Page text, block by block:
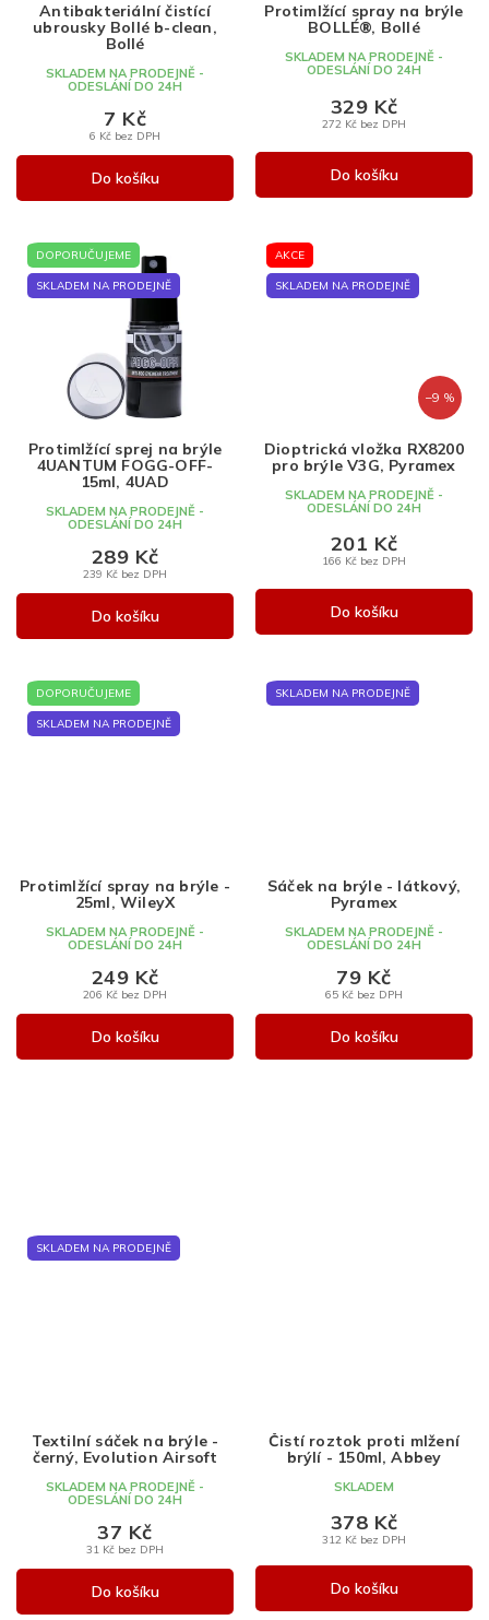
k
ů
Antibakteriální čistící
ubrousky Bollé b-clean,
Bollé
SKLADEM NA PRODEJNĚ -
ODESLÁNÍ DO 24H
6 Kč bez DPH
7 Kč
Do košíku
Protimlžící spray na brýle
BOLLÉ®, Bollé
SKLADEM NA PRODEJNĚ -
ODESLÁNÍ DO 24H
272 Kč bez DPH
329 Kč
Do košíku
DOPORUČUJEME
SKLADEM NA PRODEJNĚ
Protimlžící sprej na brýle
4UANTUM FOGG-OFF-
15ml, 4UAD
SKLADEM NA PRODEJNĚ -
ODESLÁNÍ DO 24H
239 Kč bez DPH
289 Kč
Do košíku
AKCE
SKLADEM NA PRODEJNĚ
–9 %
Dioptrická vložka RX8200
pro brýle V3G, Pyramex
SKLADEM NA PRODEJNĚ -
ODESLÁNÍ DO 24H
166 Kč bez DPH
201 Kč
Do košíku
DOPORUČUJEME
SKLADEM NA PRODEJNĚ
Protimlžící spray na brýle -
25ml, WileyX
SKLADEM NA PRODEJNĚ -
ODESLÁNÍ DO 24H
206 Kč bez DPH
249 Kč
Do košíku
SKLADEM NA PRODEJNĚ
Sáček na brýle - látkový,
Pyramex
SKLADEM NA PRODEJNĚ -
ODESLÁNÍ DO 24H
65 Kč bez DPH
79 Kč
Do košíku
SKLADEM NA PRODEJNĚ
Textilní sáček na brýle -
černý, Evolution Airsoft
SKLADEM NA PRODEJNĚ -
ODESLÁNÍ DO 24H
31 Kč bez DPH
37 Kč
Do košíku
Čistí roztok proti mlžení
brýlí - 150ml, Abbey
SKLADEM
312 Kč bez DPH
378 Kč
Do košíku